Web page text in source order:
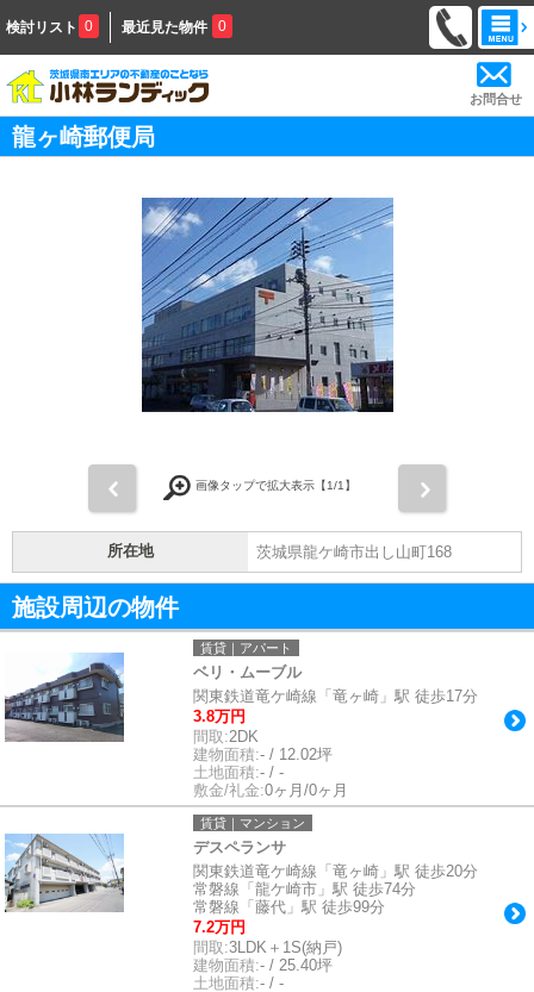
検討リスト 0 最近見た物件 0
お問合せ
龍ヶ崎郵便局
画像タップで拡大表示【1/1】
所在地 茨城県龍ケ崎市出し山町168
施設周辺の物件
賃貸｜アパート
ベリ・ムーブル
関東鉄道竜ケ崎線「竜ヶ崎」駅 徒歩17分
3.8万円
間取:2DK
建物面積:- / 12.02坪
土地面積:- / -
敷金/礼金:0ヶ月/0ヶ月
賃貸｜マンション
デスペランサ
関東鉄道竜ケ崎線「竜ヶ崎」駅 徒歩20分
常磐線「龍ケ崎市」駅 徒歩74分
常磐線「藤代」駅 徒歩99分
7.2万円
間取:3LDK＋1S(納戸)
建物面積:- / 25.40坪
土地面積:- / -